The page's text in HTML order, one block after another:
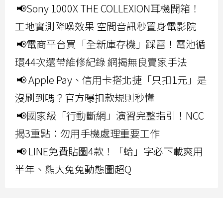
📢Sony 1000X THE COLLEXION耳機開箱！
工地實測降噪效果 空間音訊秒置身電影院
📢電商平台買「全新庫存機」踩雷！電池循
環44次還帶維修紀錄 網揭無良賣家手法
📢 Apple Pay、信用卡搭北捷「只扣1元」是
沒刷到嗎？官方曝扣款規則秒懂
📢國家級「行動斷網」演習完整指引！NCC
揭3重點：勿用手機處理重要工作
📢 LINE免費貼圖4款！「蛤」字必下載爽用
半年、熊大兔兔動態圖超Q